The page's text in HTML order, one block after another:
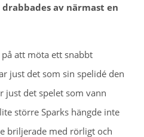
av närmast en
att möta ett snabbt
just det som sin spelidé den
just det spelet som vann
större Sparks hängde inte
briljerade med rörligt och